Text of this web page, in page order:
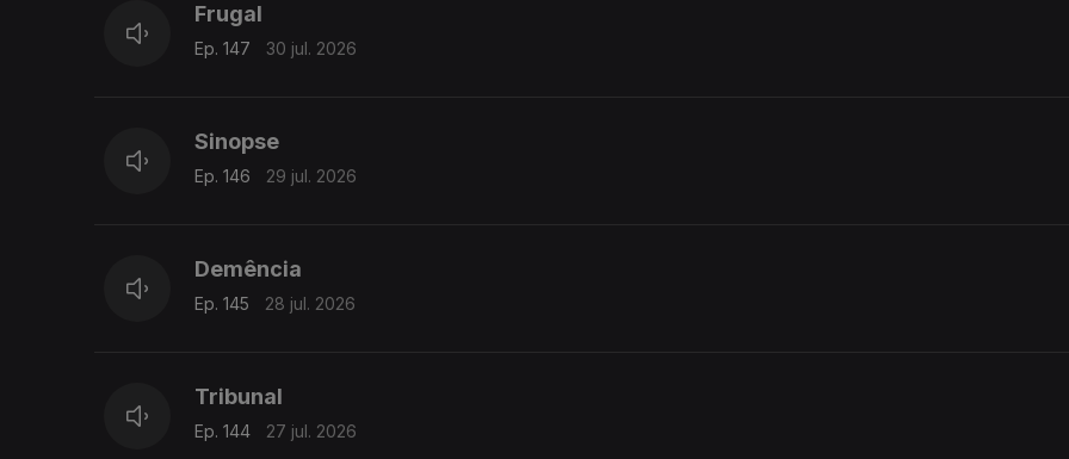
Frugal
Ep. 147 30 jul. 2026
Sinopse
Ep. 146 29 jul. 2026
Demência
Ep. 145 28 jul. 2026
Tribunal
Ep. 144 27 jul. 2026